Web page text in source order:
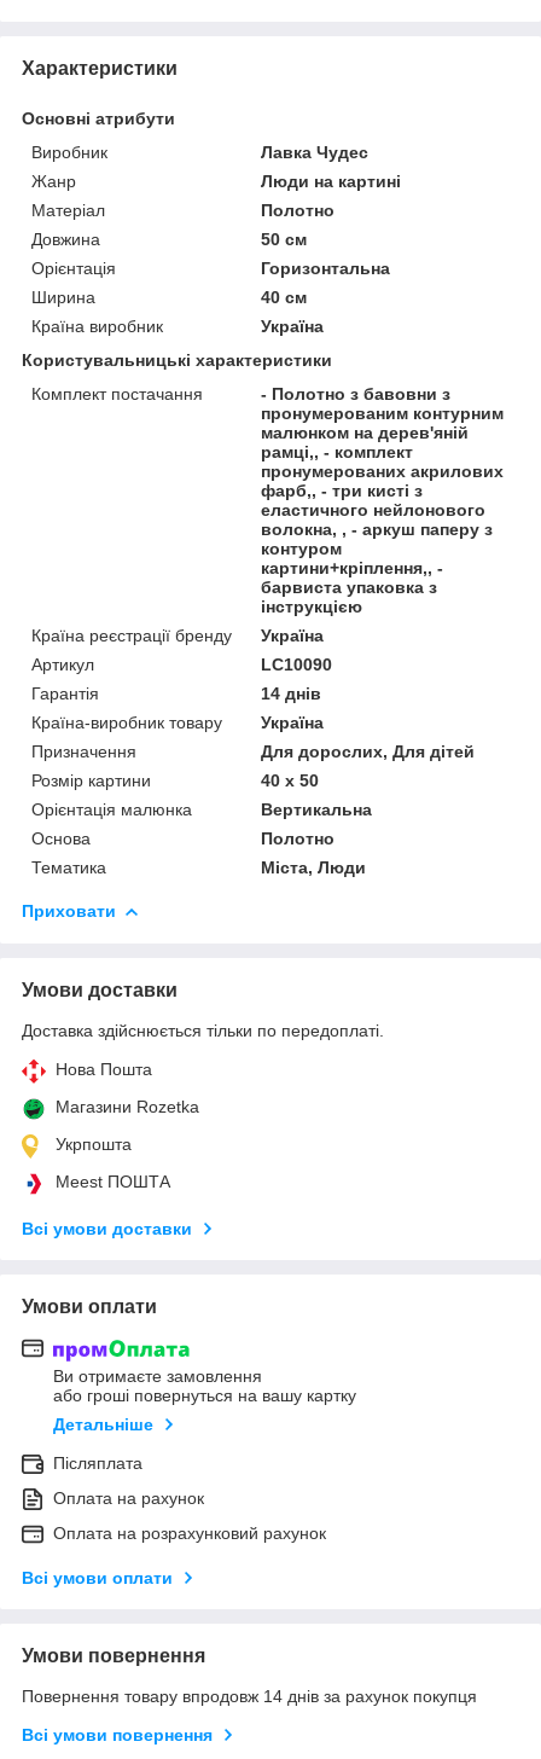
Характеристики
Основні атрибути
Виробник
Лавка Чудес
Жанр
Люди на картині
Матеріал
Полотно
Довжина
50 см
Орієнтація
Горизонтальна
Ширина
40 см
Країна виробник
Україна
Користувальницькі характеристики
Комплект постачання
- Полотно з бавовни з
пронумерованим контурним
малюнком на дерев'яній
рамці,, - комплект
пронумерованих акрилових
фарб,, - три кисті з
еластичного нейлонового
волокна, , - аркуш паперу з
контуром
картини+кріплення,, -
барвиста упаковка з
інструкцією
Країна реєстрації бренду
Україна
Артикул
LC10090
Гарантія
14 днів
Країна-виробник товару
Україна
Призначення
Для дорослих, Для дітей
Розмір картини
40 х 50
Орієнтація малюнка
Вертикальна
Основа
Полотно
Тематика
Міста, Люди
Приховати
Умови доставки
Доставка здійснюється тільки по передоплаті.
Нова Пошта
Магазини Rozetka
Укрпошта
Meest ПОШТА
Всі умови доставки
Умови оплати
Ви отримаєте замовлення
або гроші повернуться на вашу картку
Детальніше
Післяплата
Оплата на рахунок
Оплата на розрахунковий рахунок
Всі умови оплати
Умови повернення
Повернення товару впродовж 14 днів за рахунок покупця
Всі умови повернення